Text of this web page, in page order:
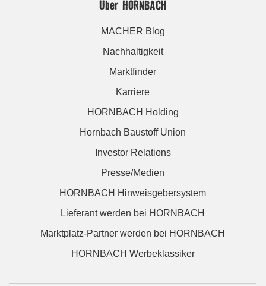
Über HORNBACH
MACHER Blog
Nachhaltigkeit
Marktfinder
Karriere
HORNBACH Holding
Hornbach Baustoff Union
Investor Relations
Presse/Medien
HORNBACH Hinweisgebersystem
Lieferant werden bei HORNBACH
Marktplatz-Partner werden bei HORNBACH
HORNBACH Werbeklassiker